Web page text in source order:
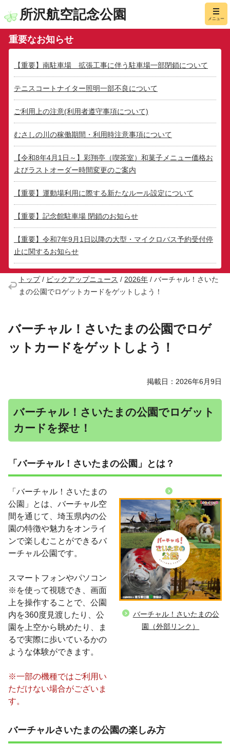
所沢航空記念公園 メニュー
重要なお知らせ
【重要】南駐車場 拡張工事に伴う駐車場一部閉鎖について
テニスコートナイター照明一部不良について
ご利用上の注意(利用者遵守事項について)
むさしの川の稼働期間・利用時注意事項について
【令和8年4月1日～】彩翔亭（喫茶室）和菓子メニュー価格お
よびラストオーダー時間変更のご案内
【重要】運動場利用に際する新たなルール設定について
【重要】記念館駐車場 閉鎖のお知らせ
【重要】令和7年9月1日以降の大型・マイクロバス予約受付停
止に関するお知らせ
トップ/ ピックアップニュース / 2026年 / バーチャル！さいた
まの公園でロゲットカードをゲットしよう！
バーチャル！さいたまの公園でロゲ
ットカードをゲットしよう！
掲載日：2026年6月9日
バーチャル！さいたまの公園でロゲット
カードを探せ！
「バーチャル！さいたまの公園」とは？
バーチャル！さいたまの公
園（外部リンク）
「バーチャル！さいたまの
公園」とは、バーチャル空
間を通じて、埼玉県内の公
園の特徴や魅力をオンライ
ンで楽しむことができるバ
ーチャル公園です。
スマートフォンやパソコン
※を使って視聴でき、画面
上を操作することで、公園
内を360度見渡したり、公
園を上空から眺めたり、ま
るで実際に歩いているかの
ような体験ができます。
※一部の機種ではご利用い
ただけない場合がございま
す。
バーチャルさいたまの公園の楽しみ方